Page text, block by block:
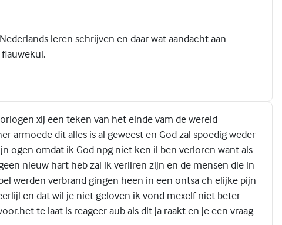
leren schrijven en daar wat aandacht aan
xij een teken van het einde vam de wereld
armoede dit alles is al geweest en God zal spoedig weder
ogen omdat ik God npg niet ken il ben verloren want als
nieuw hart heb zal ik verliren zijn en de mensen die in
werden verbrand gingen heen in een ontsa ch elijke pijn
en dat wil je niet geloven ik vond mexelf niet beter
te laat is reageer aub als dit ja raakt en je een vraag